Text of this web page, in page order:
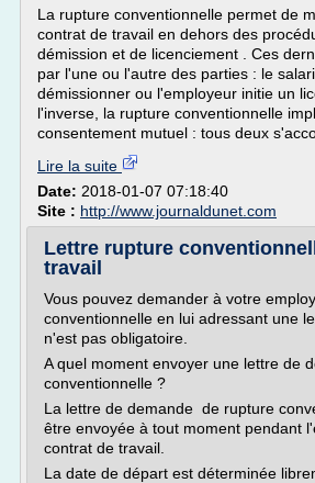
La rupture conventionnelle permet de
contrat de travail en dehors des
démission et de licenciement . Ces
par l'une ou l'autre des parties : le
démissionner ou l'employeur initie un
l'inverse, la rupture conventionnelle
consentement mutuel : tous deux
Lire la suite
Date: 2018-01-07 07:18:40
Site : http://www.journaldunet.com
Lettre rupture
travail
Vous pouvez demander à votre
conventionnelle en lui adressant une
n'est pas obligatoire.
A quel moment envoyer une lettre de
conventionnelle ?
La lettre de demande de rupture
être envoyée à tout moment pendant
contrat de travail.
La date de départ est déterminée